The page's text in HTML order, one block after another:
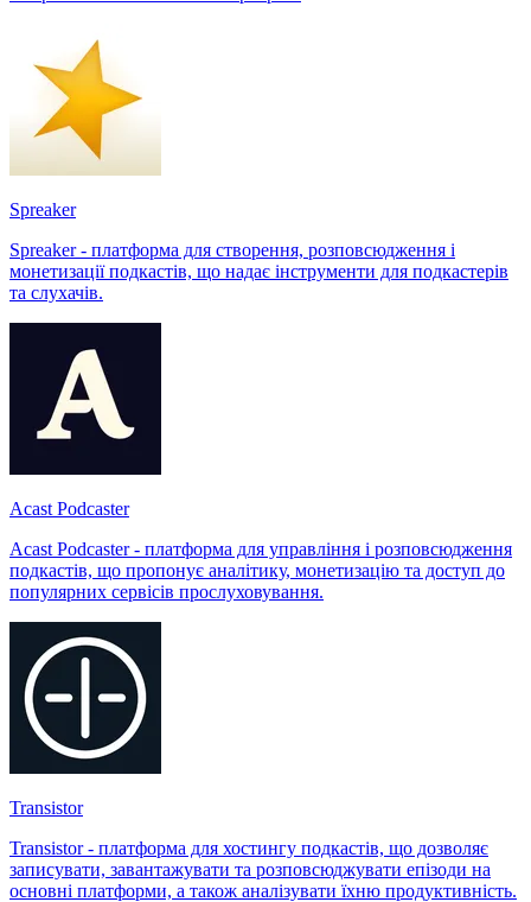
Spreaker
Spreaker - платформа для створення, розповсюдження і
монетизації подкастів, що надає інструменти для подкастерів
та слухачів.
Acast Podcaster
Acast Podcaster - платформа для управління і розповсюдження
подкастів, що пропонує аналітику, монетизацію та доступ до
популярних сервісів прослуховування.
Transistor
Transistor - платформа для хостингу подкастів, що дозволяє
записувати, завантажувати та розповсюджувати епізоди на
основні платформи, а також аналізувати їхню продуктивність.